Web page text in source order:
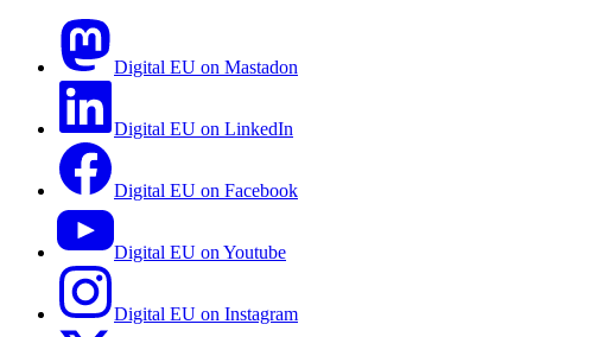
Digital EU on Mastadon
Digital EU on LinkedIn
Digital EU on Facebook
Digital EU on Youtube
Digital EU on Instagram